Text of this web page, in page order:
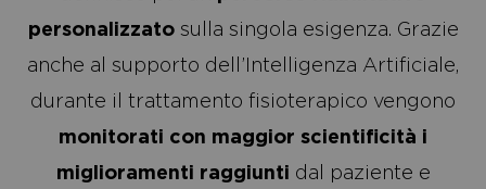
personalizzatosulla singola esigenza. Grazie
anche al supporto dell’Intelligenza Artificiale,
durante il trattamento fisioterapico vengono
monitorati con maggior scientificità i
miglioramenti raggiunti dal paziente e